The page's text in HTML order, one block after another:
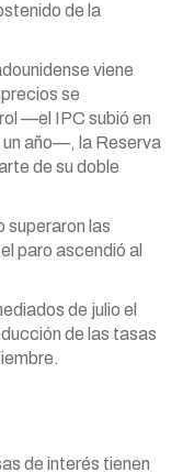
de la
viene
se
—el IPC subió en
un año—, la Reserva
de su doble
superaron las
paro ascendió al
de julio el
de las tasas
de interés tienen